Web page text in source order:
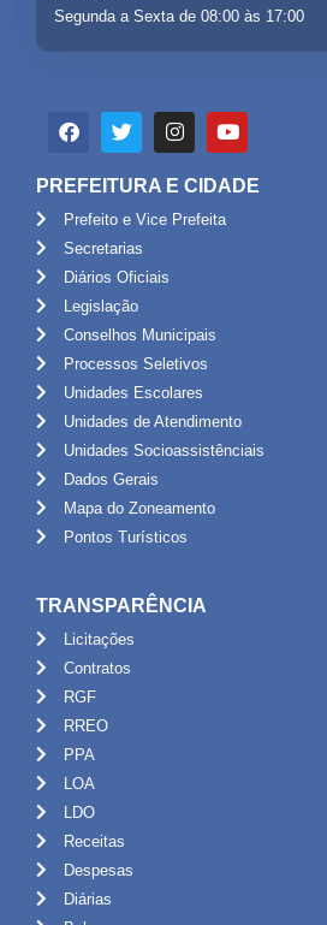
Segunda a Sexta de 08:00 às 17:00
PREFEITURA E CIDADE
Prefeito e Vice Prefeita
Secretarias
Diários Oficiais
Legislação
Conselhos Municipais
Processos Seletivos
Unidades Escolares
Unidades de Atendimento
Unidades Socioassistênciais
Dados Gerais
Mapa do Zoneamento
Pontos Turísticos
TRANSPARÊNCIA
Licitações
Contratos
RGF
RREO
PPA
LOA
LDO
Receitas
Despesas
Diárias